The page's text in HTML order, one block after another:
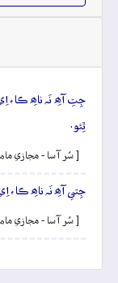
جِتِ آھِ نَہ ناھِ ڪا،
ٿِئو.
[ سُر آسا - مجازي مام
جِتي آھِ نَہ ناھِ ڪا،
[ سُر آسا - مجازي مام